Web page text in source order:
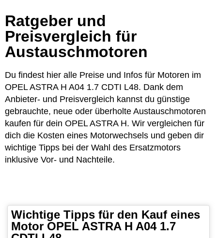
Ratgeber und
Preisvergleich für
Austauschmotoren
Du findest hier alle Preise und Infos für Motoren im
OPEL ASTRA H A04 1.7 CDTI L48. Dank dem
Anbieter- und Preisvergleich kannst du günstige
gebrauchte, neue oder überholte Austauschmotoren
kaufen für dein OPEL ASTRA H. Wir vergleichen für
dich die Kosten eines Motorwechsels und geben dir
wichtige Tipps bei der Wahl des Ersatzmotors
inklusive Vor- und Nachteile.
Wichtige Tipps für den Kauf eines
Motor OPEL ASTRA H A04 1.7